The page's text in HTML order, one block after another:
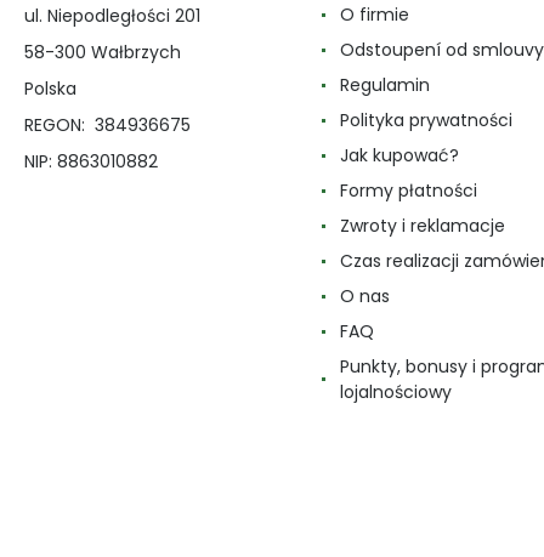
ul. Niepodległości 201
58-300 Wałbrzych
Polska
REGON: 384936675
NIP: 8863010882
O firmie
Odstoupení od smlouvy
Regulamin
Polityka prywatności
Jak kupować?
Formy płatności
Zwroty i reklamacje
Czas realizacji
O nas
FAQ
Punkty, bonusy i
lojalnościowy